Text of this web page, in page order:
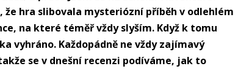
hra slibovala mysteriózní příběh v odlehlém
na které téměř vždy slyším. Když k tomu
vyhráno. Každopádně ne vždy zajímavý
se v dnešní recenzi podíváme, jak to